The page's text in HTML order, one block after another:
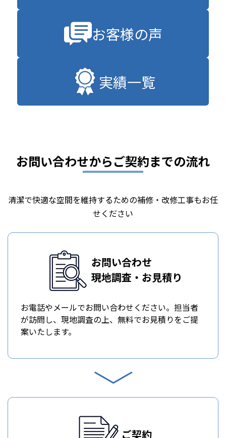
お客様の声
実績一覧
お問い合わせからご契約までの流れ
清潔で快適な空間を維持するための補修・改修工事もお任
せください
お問い合わせ
現地調査・お見積り
お電話やメールでお問い合わせください。担当者
が訪問し、現地調査の上、無料でお見積りをご提
案いたします。
ご契約